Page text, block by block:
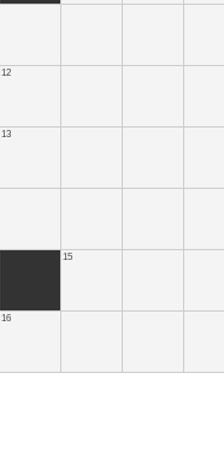
12
13
15
16